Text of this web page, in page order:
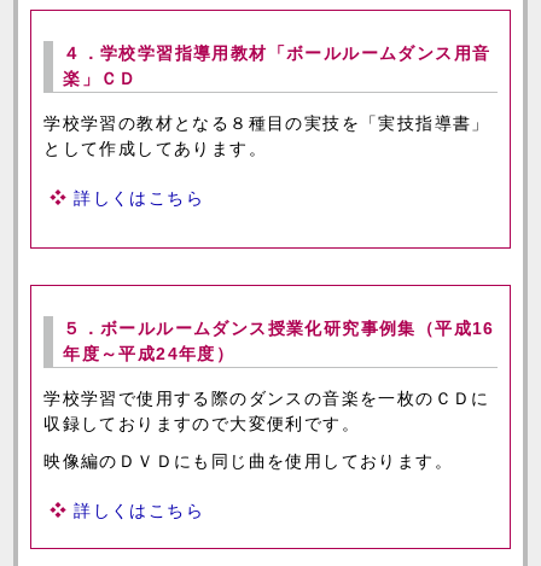
４．学校学習指導用教材「ボールルームダンス用音
楽」ＣＤ
学校学習の教材となる８種目の実技を「実技指導書」
として作成してあります。
詳しくはこちら
５．ボールルームダンス授業化研究事例集（平成16
年度～平成24年度）
学校学習で使用する際のダンスの音楽を一枚のＣＤに
収録しておりますので大変便利です。
映像編のＤＶＤにも同じ曲を使用しております。
詳しくはこちら